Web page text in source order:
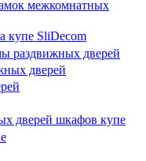
межкомнатных
купе SliDecom
раздвижных дверей
дверей
дверей шкафов купе